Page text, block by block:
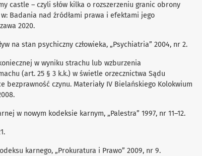
castle – czyli słów kilka o rozszerzeniu granic obrony
Badania nad źródłami prawa i efektami jego
2020.
na stan psychiczny człowieka, „Psychiatria” 2004, nr 2.
w wyniku strachu lub wzburzenia
(art. 25 § 3 k.k.) w świetle orzecznictwa Sądu
bezprawność czynu. Materiały IV Bielańskiego Kolokwium
w nowym kodeksie karnym, „Palestra” 1997, nr 11–12.
karnego, „Prokuratura i Prawo” 2009, nr 9.